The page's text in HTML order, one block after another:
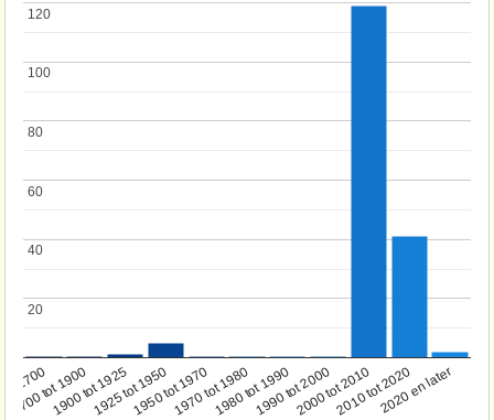
1700
1700 tot 1900
1900 tot 19251925 tot 19501950 tot 19701970 tot 19801980 tot 19901990 tot 20002000 tot 20102010 tot 20202020 en later
20
20
40
40
60
60
80
80
100
100
120
120